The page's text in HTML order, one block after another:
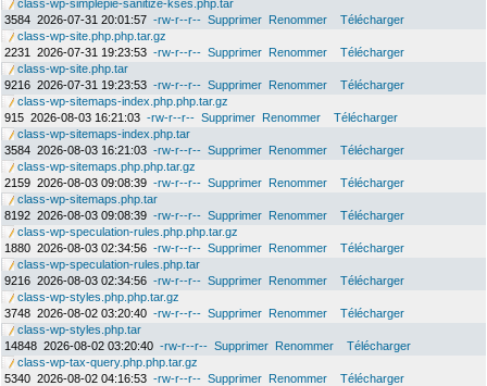
class-wp-simplepie-sanitize-kses.php.tar
3584 2026-07-31 20:01:57 -rw-r--r-- Supprimer Renommer
Télécharger
class-wp-site.php.php.tar.gz
2231
2026-07-31 19:23:53 -rw-r--r-- Supprimer Renommer
Télécharger
class-wp-site.php.tar
9216 2026-07-31 19:23:53 -rw-r--r-- Supprimer Renommer
Télécharger
class-wp-sitemaps-index.php.php.tar.gz
915 2026-08-03 16:21:03 -rw-r--r-- Supprimer Renommer
Télécharger
class-wp-sitemaps-index.php.tar
3584 2026-08-03 16:21:03 -rw-r--r-- Supprimer Renommer
Télécharger
class-wp-sitemaps.php.php.tar.gz
2159 2026-08-03 09:08:39 -rw-r--r-- Supprimer Renommer
Télécharger
class-wp-sitemaps.php.tar
8192 2026-08-03 09:08:39 -rw-r--r-- Supprimer Renommer
Télécharger
class-wp-speculation-rules.php.php.tar.gz
1880 2026-08-03 02:34:56 -rw-r--r-- Supprimer Renommer
Télécharger
class-wp-speculation-rules.php.tar
9216 2026-08-03 02:34:56 -rw-r--r-- Supprimer Renommer
Télécharger
class-wp-styles.php.php.tar.gz
3748 2026-08-02 03:20:40 -rw-r--r-- Supprimer Renommer
Télécharger
class-wp-styles.php.tar
14848 2026-08-02 03:20:40 -rw-r--r-- Supprimer Renommer
Télécharger
class-wp-tax-query.php.php.tar.gz
5340 2026-08-02 04:16:53 -rw-r--r-- Supprimer Renommer
Télécharger